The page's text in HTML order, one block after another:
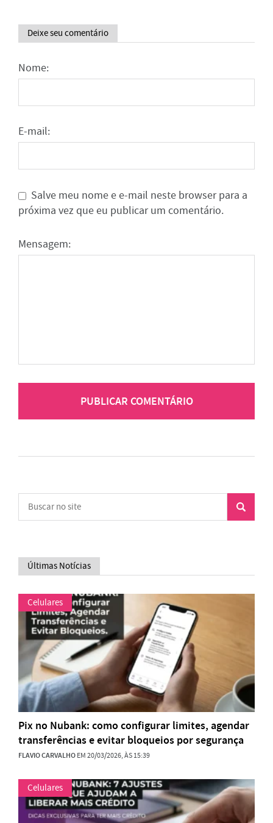
Deixe seu comentário
Nome:
E-mail:
Salve meu nome e e-mail neste browser para a
próxima vez que eu publicar um comentário.
Mensagem:
Últimas Notícias
Celulares
Pix no Nubank: como configurar limites, agendar
transferências e evitar bloqueios por segurança
FLAVIO CARVALHOEM 20/03/2026, ÀS 15:39
Celulares